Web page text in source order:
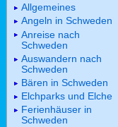
Allgemeines
Angeln in Schweden
Anreise nach
Schweden
Auswandern nach
Schweden
Bären in Schweden
Elchparks und Elche
Ferienhäuser in
Schweden